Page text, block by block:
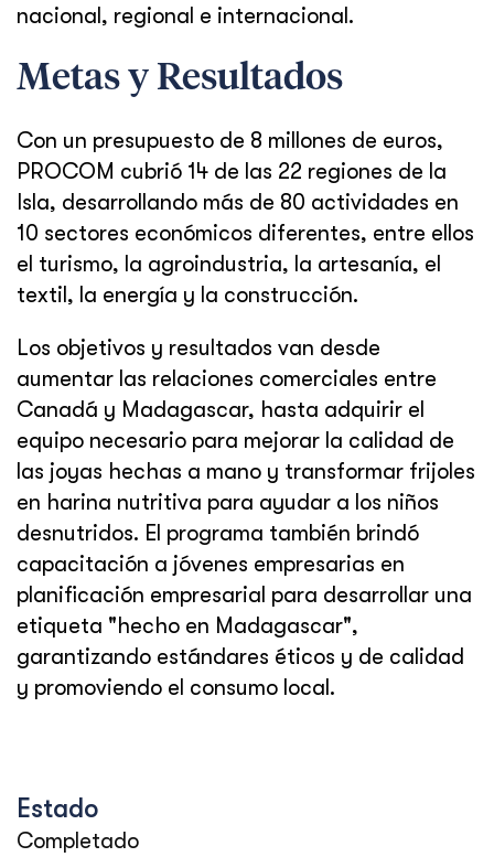
nacional, regional e internacional.
Metas y Resultados
Con un presupuesto de 8 millones de euros,
PROCOM cubrió 14 de las 22 regiones de la
Isla, desarrollando más de 80 actividades en
10 sectores económicos diferentes, entre ellos
el turismo, la agroindustria, la artesanía, el
textil, la energía y la construcción.
Los objetivos y resultados van desde
aumentar las relaciones comerciales entre
Canadá y Madagascar, hasta adquirir el
equipo necesario para mejorar la calidad de
las joyas hechas a mano y transformar frijoles
en harina nutritiva para ayudar a los niños
desnutridos. El programa también brindó
capacitación a jóvenes empresarias en
planificación empresarial para desarrollar una
etiqueta "hecho en Madagascar",
garantizando estándares éticos y de calidad
y promoviendo el consumo local.
Estado
Completado